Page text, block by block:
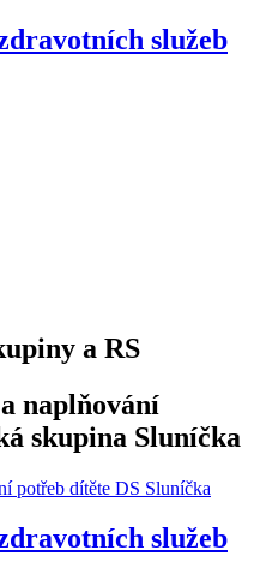
služeb
a RS
naplňování
skupina Sluníčka
potřeb dítěte DS Sluníčka
služeb